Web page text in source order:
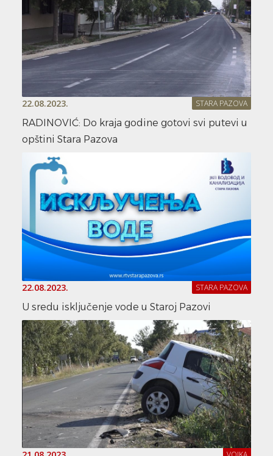
22.08.2023. STARA PAZOVA
RADINOVIĆ: Do kraja godine gotovi svi putevi u
opštini Stara Pazova
22.08.2023. STARA PAZOVA
U sredu isključenje vode u Staroj Pazovi